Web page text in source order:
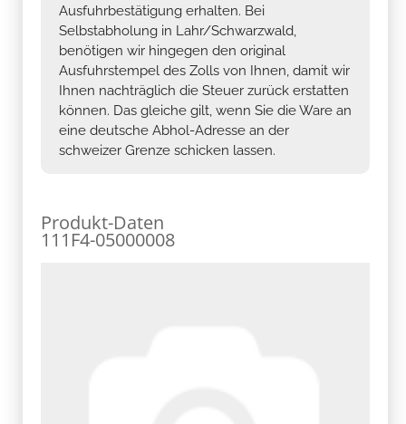
Ausfuhrbestätigung erhalten. Bei
Selbstabholung in Lahr/Schwarzwald,
benötigen wir hingegen den original
Ausfuhrstempel des Zolls von Ihnen, damit wir
Ihnen nachträglich die Steuer zurück erstatten
können. Das gleiche gilt, wenn Sie die Ware an
eine deutsche Abhol-Adresse an der
schweizer Grenze schicken lassen.
Produkt-Daten
111F4-05000008